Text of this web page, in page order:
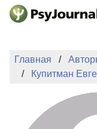
Перейти к основному
Главная
Купитман